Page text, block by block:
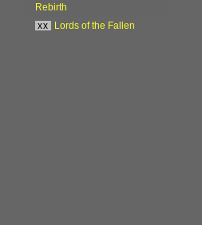
Rebirth
xx
Lords of the Fallen